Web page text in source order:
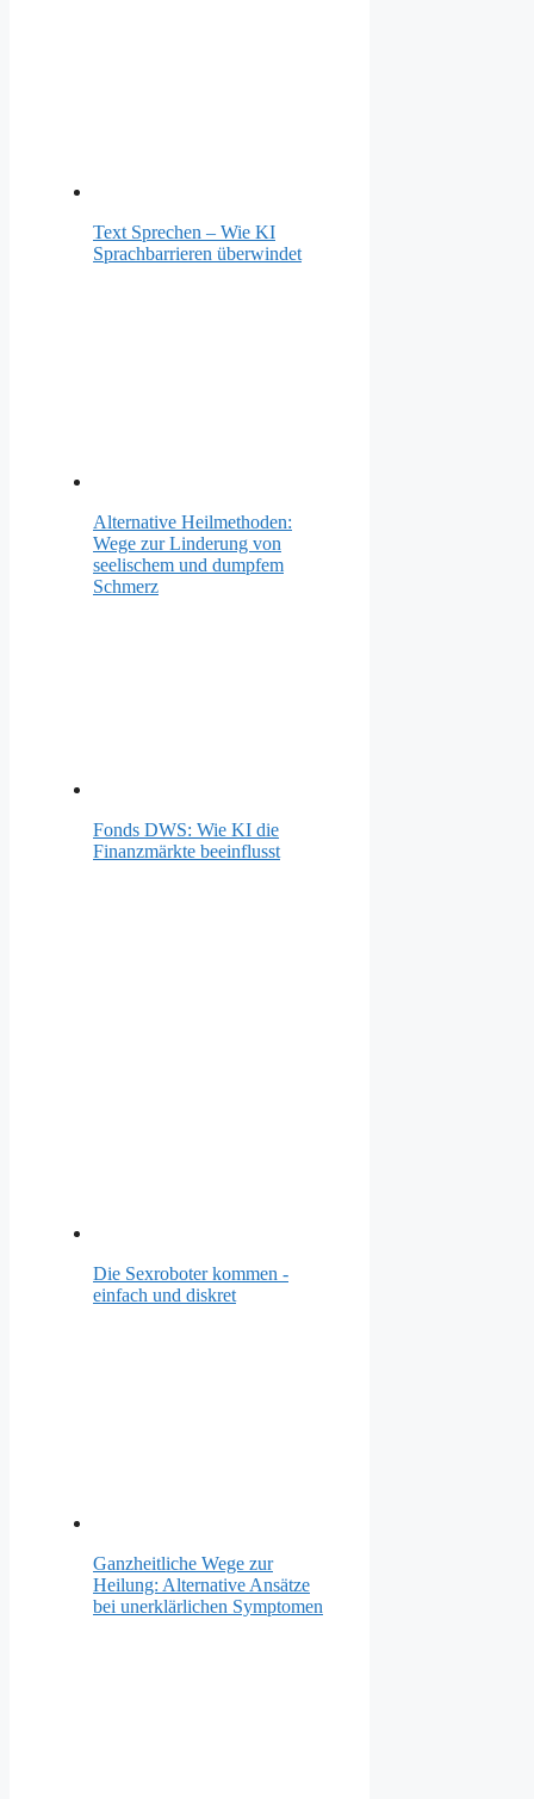
Text Sprechen – Wie KI
Sprachbarrieren überwindet
Alternative Heilmethoden:
Wege zur Linderung von
seelischem und dumpfem
Schmerz
Fonds DWS: Wie KI die
Finanzmärkte beeinflusst
Die Sexroboter kommen -
einfach und diskret
Ganzheitliche Wege zur
Heilung: Alternative Ansätze
bei unerklärlichen Symptomen